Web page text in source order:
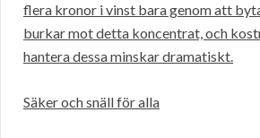
flera kronor i vinst bara genom att
burkar mot detta koncentrat, och
hantera dessa minskar dramatiskt.
Säker och snäll för alla